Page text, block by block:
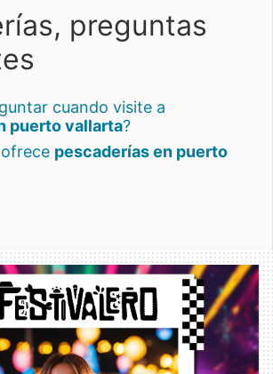
preguntas
cuando visite a
puerto vallarta?
ofrece pescaderías en puerto